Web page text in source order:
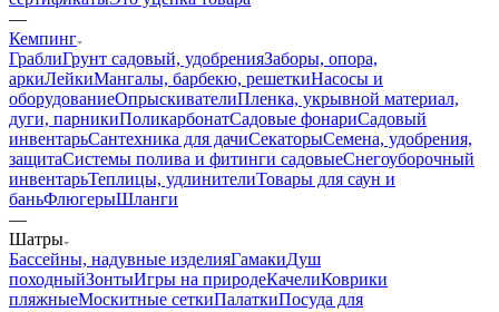
—
Кемпинг
ГраблиГрунт садовый, удобренияЗаборы, опора,
аркиЛейкиМангалы, барбекю, решеткиНасосы и
оборудованиеОпрыскивателиПленка, укрывной материал,
дуги, парникиПоликарбонатСадовые фонариСадовый
инвентарьСантехника для дачиСекаторыСемена, удобрения,
защитаСистемы полива и фитинги садовыеСнегоуборочный
инвентарьТеплицы, удлинителиТовары для саун и
баньФлюгерыШланги
—
Шатры
Бассейны, надувные изделияГамакиДуш
походныйЗонтыИгры на природеКачелиКоврики
пляжныеМоскитные сеткиПалаткиПосуда для